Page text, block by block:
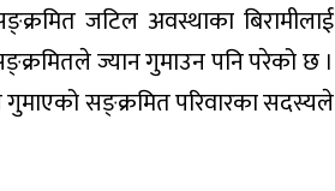
जटिल अवस्थाका बिरामीलाई
ज्यान गुमाउन पनि परेको छ ।
सङ्क्रमित परिवारका सदस्यले